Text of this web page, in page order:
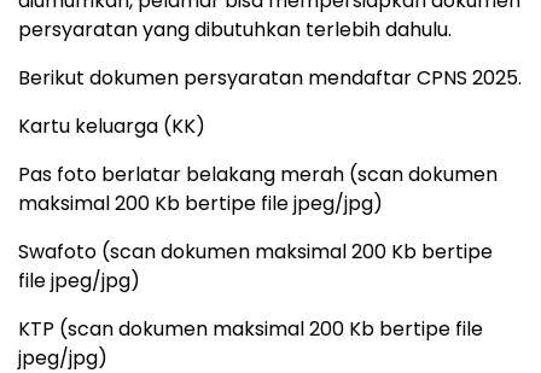
persyaratan yang dibutuhkan terlebih dahulu.
Berikut dokumen persyaratan mendaftar CPNS 2025.
Kartu keluarga (KK)
Pas foto berlatar belakang merah (scan dokumen
maksimal 200 Kb bertipe file jpeg/jpg)
Swafoto (scan dokumen maksimal 200 Kb bertipe
file jpeg/jpg)
KTP (scan dokumen maksimal 200 Kb bertipe file
jpeg/jpg)